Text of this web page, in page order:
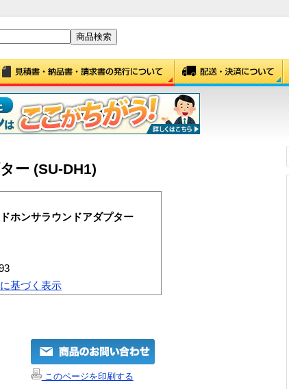
ー (SU-DH1)
ホンサラウンドアダプター
基づく表示
このページを印刷する